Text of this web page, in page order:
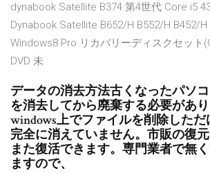
dynabook Satellite B374 第4世代 Core i5
Dynabook Satellite B652/H B552/H B452/
Windows8 Pro リカバリーディスクセット
DVD 未
データの消去方法古くなったパソ
を消去してから廃棄する必要があ
windows上でファイルを削除した
完全に消えていません。市販の復
また復活できます。専門業者で無
ますので、